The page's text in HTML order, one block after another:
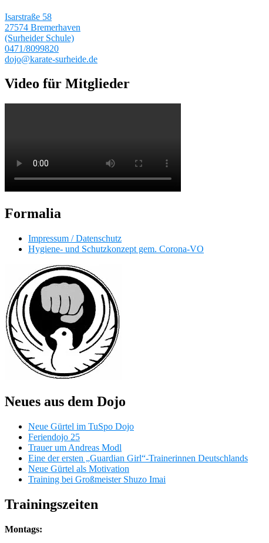
Isarstraße 58
27574 Bremerhaven
(Surheider Schule)
0471/8099820
dojo@karate-surheide.de
Video für Mitglieder
Formalia
Impressum / Datenschutz
Hygiene- und Schutzkonzept gem. Corona-VO
Neues aus dem Dojo
Neue Gürtel im TuSpo Dojo
Feriendojo 25
Trauer um Andreas Modl
Eine der ersten „Guardian Girl“-Trainerinnen Deutschlands
Neue Gürtel als Motivation
Training bei Großmeister Shuzo Imai
Trainingszeiten
Montags: